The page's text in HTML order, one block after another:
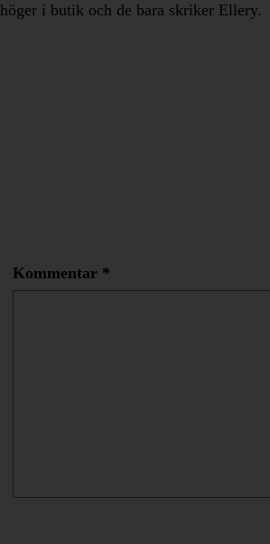
höger i butik och de bara skriker Ellery.
Kommentar *